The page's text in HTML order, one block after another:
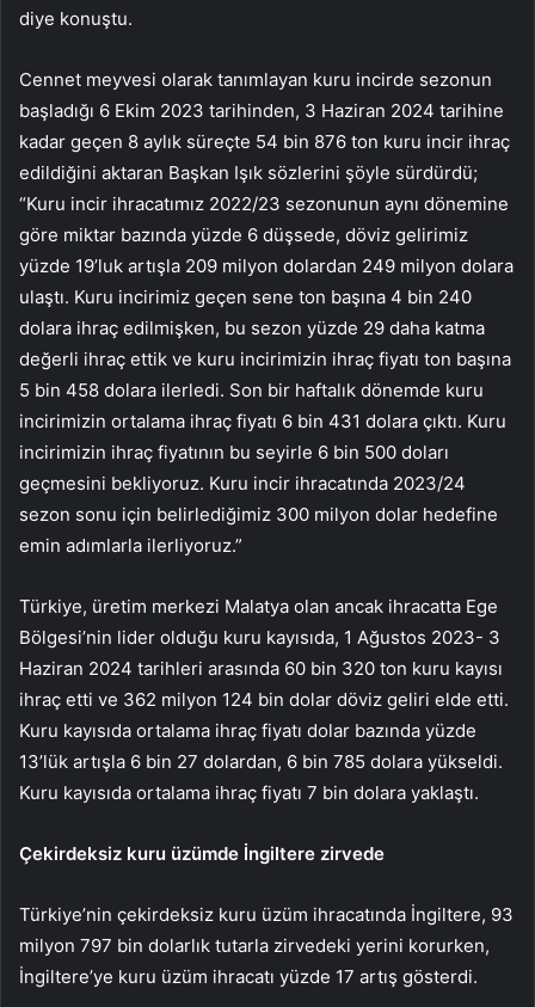
diye konuştu.
Cennet meyvesi olarak tanımlayan kuru incirde sezonun
başladığı 6 Ekim 2023 tarihinden, 3 Haziran 2024 tarihine
kadar geçen 8 aylık süreçte 54 bin 876 ton kuru incir ihraç
edildiğini aktaran Başkan Işık sözlerini şöyle sürdürdü;
“Kuru incir ihracatımız 2022/23 sezonunun aynı dönemine
göre miktar bazında yüzde 6 düşsede, döviz gelirimiz
yüzde 19’luk artışla 209 milyon dolardan 249 milyon dolara
ulaştı. Kuru incirimiz geçen sene ton başına 4 bin 240
dolara ihraç edilmişken, bu sezon yüzde 29 daha katma
değerli ihraç ettik ve kuru incirimizin ihraç fiyatı ton başına
5 bin 458 dolara ilerledi. Son bir haftalık dönemde kuru
incirimizin ortalama ihraç fiyatı 6 bin 431 dolara çıktı. Kuru
incirimizin ihraç fiyatının bu seyirle 6 bin 500 doları
geçmesini bekliyoruz. Kuru incir ihracatında 2023/24
sezon sonu için belirlediğimiz 300 milyon dolar hedefine
emin adımlarla ilerliyoruz.”
Türkiye, üretim merkezi Malatya olan ancak ihracatta Ege
Bölgesi’nin lider olduğu kuru kayısıda, 1 Ağustos 2023- 3
Haziran 2024 tarihleri arasında 60 bin 320 ton kuru kayısı
ihraç etti ve 362 milyon 124 bin dolar döviz geliri elde etti.
Kuru kayısıda ortalama ihraç fiyatı dolar bazında yüzde
13’lük artışla 6 bin 27 dolardan, 6 bin 785 dolara yükseldi.
Kuru kayısıda ortalama ihraç fiyatı 7 bin dolara yaklaştı.
Çekirdeksiz kuru üzümde İngiltere zirvede
Türkiye’nin çekirdeksiz kuru üzüm ihracatında İngiltere, 93
milyon 797 bin dolarlık tutarla zirvedeki yerini korurken,
İngiltere’ye kuru üzüm ihracatı yüzde 17 artış gösterdi.